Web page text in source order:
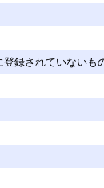
録されていない